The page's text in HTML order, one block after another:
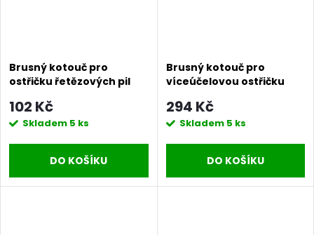
Brusný kotouč pro
ostřičku řetězových pil
/SK1000, SK1100 | S108X3.2
102 Kč
Skladem 5 ks
DO KOŠÍKU
Brusný kotouč pro
víceúčelovou ostřičku
S76X16
294 Kč
Skladem 5 ks
DO KOŠÍKU